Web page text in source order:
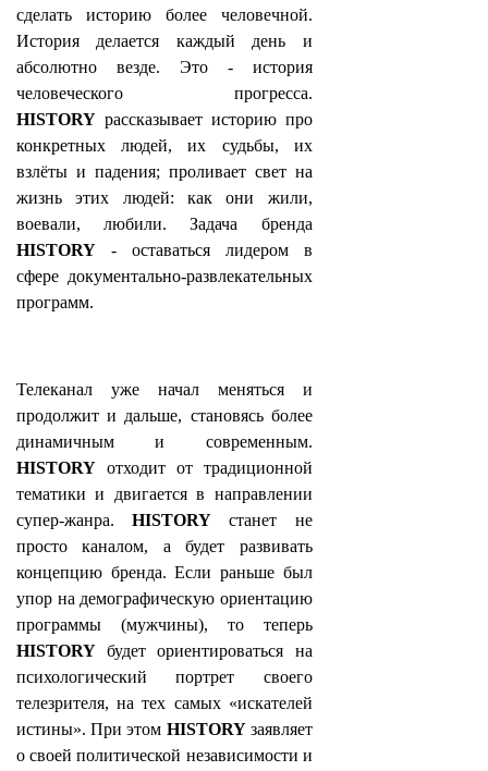
сделать историю более человечной.
История делается каждый день и
абсолютно везде. Это - история
человеческого прогресса.
HISTORY рассказывает историю про
конкретных людей, их судьбы, их
взлёты и падения; проливает свет на
жизнь этих людей: как они жили,
воевали, любили. Задача бренда
HISTORY - оставаться лидером в
сфере документально-развлекательных
программ.
Телеканал уже начал меняться и
продолжит и дальше, становясь более
динамичным и современным.
HISTORY отходит от традиционной
тематики и двигается в направлении
супер-жанра.HISTORYстанет не
просто каналом, а будет развивать
концепцию бренда. Если раньше был
упор на демографическую ориентацию
программы (мужчины), то теперь
HISTORY будет ориентироваться на
психологический портрет своего
телезрителя, на тех самых «искателей
истины». При этом HISTORYзаявляет
о своей политической независимости и